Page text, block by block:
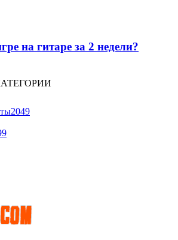
на гитаре за 2 недели?
2049